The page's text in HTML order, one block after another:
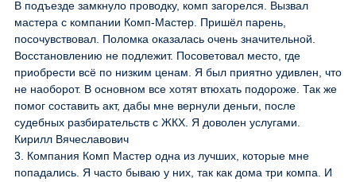
В подъезде замкнуло проводку, комп загорелся. Вызвал
мастера с компании Комп-Мастер. Пришёл парень,
посочувствовал. Поломка оказалась очень значительной.
Восстановлению не подлежит. Посоветовал место, где
приобрести всё по низким ценам. Я был приятно удивлен, что
не наоборот. В основном все хотят втюхать подороже. Так же
помог составить акт, дабы мне вернули деньги, после
судебных разбирательств с ЖКХ. Я доволен услугами.
Кирилл Вячеславович
3. Компания Комп Мастер одна из лучших, которые мне
попадались. Я часто бываю у них, так как дома три компа. И